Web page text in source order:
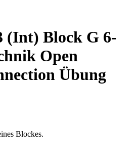
(Int) Block G 6-
Open
Übung
Blockes.